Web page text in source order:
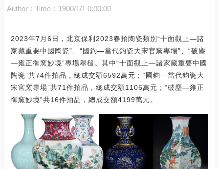
Author： Time：1900/1/1 0:00:00
2023年7月6日，北京保利2023春拍陶瓷類別“十面觀止—諸
家藏重要中國陶瓷”、“國鈞—當代鈞瓷大宋官窯專場”、“破塵
—雍正御窯妙境”專場舉槌。其中“十面觀止—諸家藏重要中國
陶瓷”共74件拍品，總成交額6592萬元；“國鈞—當代鈞瓷大
宋官窯專場”共71件拍品，總成交額1106萬元；“破塵—雍正
御窯妙境”共16件拍品，總成交額4199萬元。